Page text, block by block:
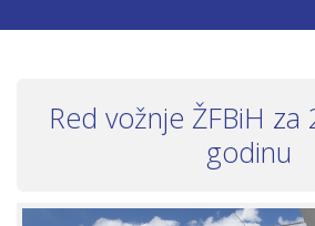
Red vožnje ŽFBiH za
godinu